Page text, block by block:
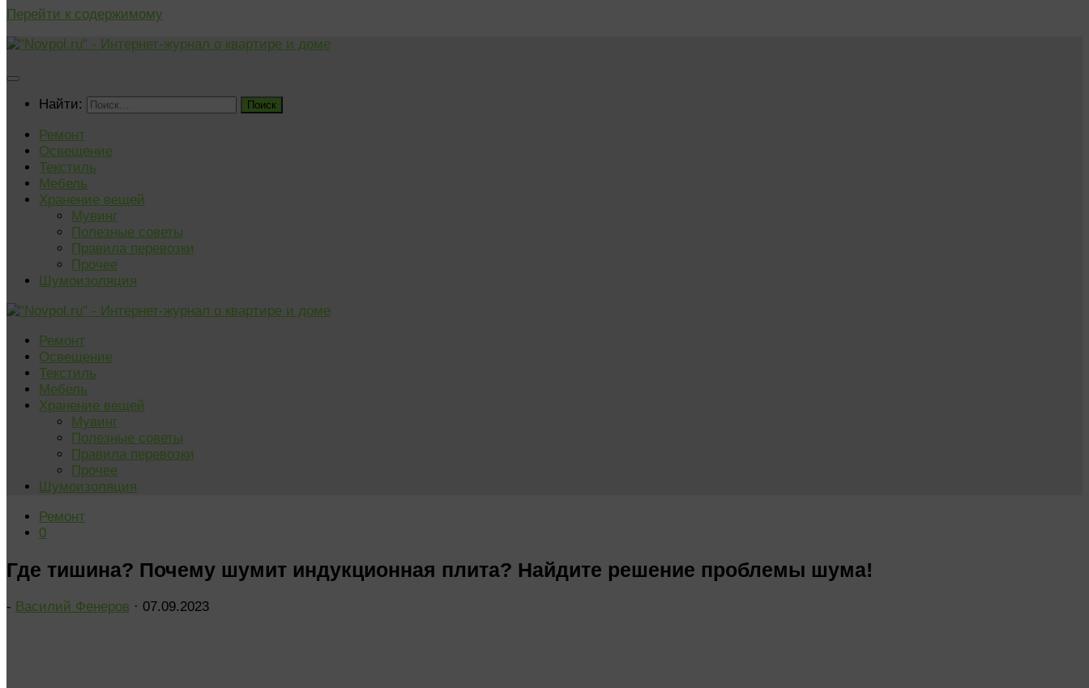
Перейти к содержимому
Найти:
Ремонт
Освещение
Текстиль
Мебель
Хранение вещей
Мувинг
Полезные советы
Правила перевозки
Прочее
Шумоизоляция
Ремонт
Освещение
Текстиль
Мебель
Хранение вещей
Мувинг
Полезные советы
Правила перевозки
Прочее
Шумоизоляция
Ремонт
0
Где тишина? Почему шумит индукционная плита? Найдите решение проблемы шума!
- Василий Фенеров · 07.09.2023